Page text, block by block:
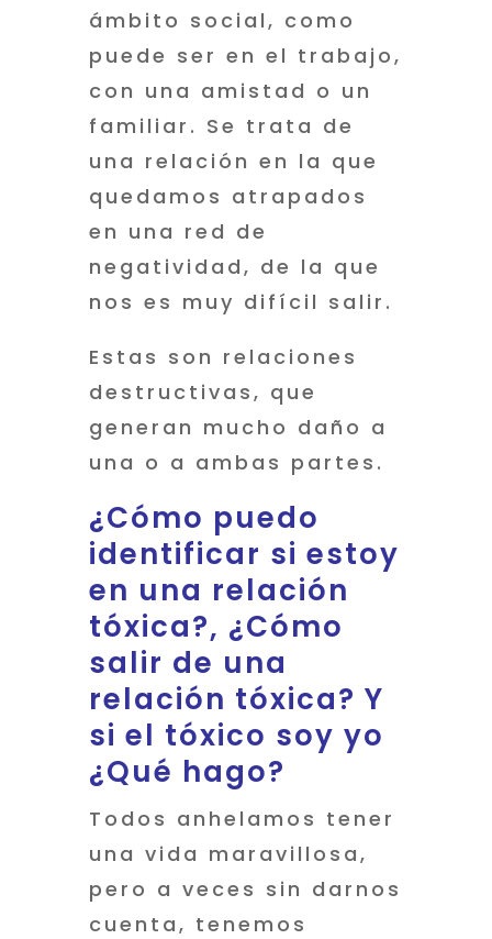
ámbito social, como
puede ser en el trabajo,
con una amistad o un
familiar. Se trata de
una relación en la que
quedamos atrapados
en una red de
negatividad, de la que
nos es muy difícil salir.
Estas son relaciones
destructivas, que
generan mucho daño a
una o a ambas partes.
¿Cómo puedo
identificar si estoy
en una relación
tóxica?, ¿Cómo
salir de una
relación tóxica? Y
si el tóxico soy yo
¿Qué hago?
Todos anhelamos tener
una vida maravillosa,
pero a veces sin darnos
cuenta, tenemos